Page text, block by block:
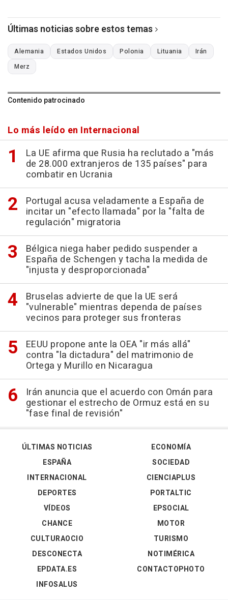
Últimas noticias sobre estos temas
Alemania Estados Unidos Polonia Lituania
Irán
Merz
Contenido patrocinado
Lo más leído en Internacional
La UE afirma que Rusia ha reclutado a "más
de 28.000 extranjeros de 135 países" para
combatir en Ucrania
Portugal acusa veladamente a España de
incitar un "efecto llamada" por la "falta de
regulación" migratoria
Bélgica niega haber pedido suspender a
España de Schengen y tacha la medida de
"injusta y desproporcionada"
Bruselas advierte de que la UE será
"vulnerable" mientras dependa de países
vecinos para proteger sus fronteras
EEUU propone ante la OEA "ir más allá"
contra "la dictadura" del matrimonio de
Ortega y Murillo en Nicaragua
Irán anuncia que el acuerdo con Omán para
gestionar el estrecho de Ormuz está en su
"fase final de revisión"
ÚLTIMAS NOTICIAS
ESPAÑA
INTERNACIONAL
DEPORTES
VÍDEOS
ECONOMÍA
SOCIEDAD
CIENCIAPLUS
PORTALTIC
EPSOCIAL
CHANCE
CULTURAOCIO
DESCONECTA
EPDATA.ES
INFOSALUS
MOTOR
TURISMO
NOTIMÉRICA
CONTACTOPHOTO